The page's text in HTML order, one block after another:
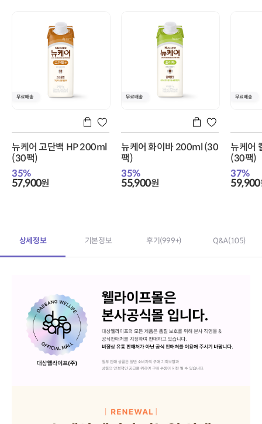
뉴케어 고단백 HP 200ml
(30팩)
35%
57,900원
뉴케어 화이바 200ml (30
팩)
35%
55,900원
뉴케어
(30팩)
37%
59,900
상세정보 기본정보 후기(999+) Q&A(105)